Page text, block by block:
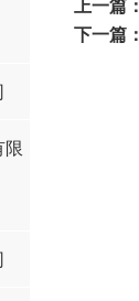
限
下一篇：